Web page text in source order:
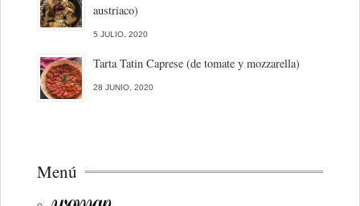
austriaco)
5 JULIO, 2020
Tarta Tatin Caprese (de tomate y mozzarella)
28 JUNIO, 2020
Menú